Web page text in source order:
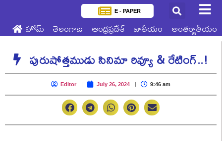
E - PAPER
హోమ్ తెలంగాణ ఆంధ్రప్రదేశ్ జాతీయం అంతర్జాతీయం
పురుషోత్తముడు సినిమా రివ్యూ & రేటింగ్..!
Editor July 26, 2024 9:46 am